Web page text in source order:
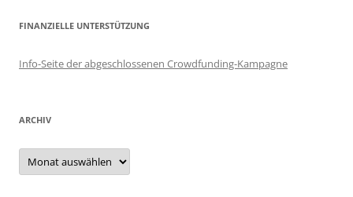
FINANZIELLE UNTERSTÜTZUNG
Info-Seite der abgeschlossenen Crowdfunding-Kampagne
ARCHIV
Archiv